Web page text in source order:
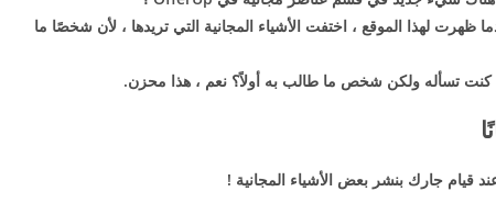
ظهرت لهذا الموقع ، اختفت الأشياء المجانية التي تريدها ، لأن شخصًا ما
تسأله ولكن شخص ما طالب به أولاً؟ نعم ، هذا محزن.
قيام جارك بنشر بعض الأشياء المجانية !